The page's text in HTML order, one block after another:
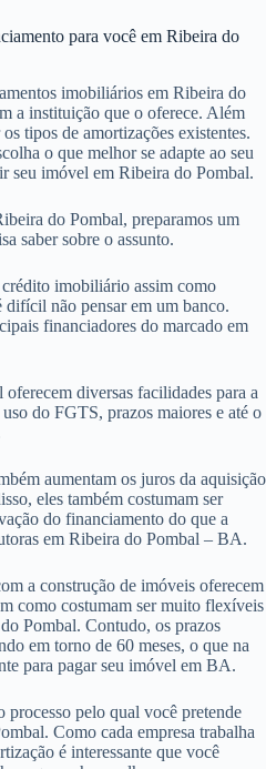
para você em Ribeira do
imobiliários em Ribeira do
a instituição que o oferece. Além
tipos de amortizações existentes.
o que melhor se adapte ao seu
seu imóvel em Ribeira do Pombal.
do Pombal, preparamos um
saber sobre o assunto.
imobiliário assim como
não pensar em um banco.
financiadores do marcado em
diversas facilidades para a
do FGTS, prazos maiores e até o
aumentam os juros da aquisição
eles também costumam ser
do financiamento do que a
em Ribeira do Pombal – BA.
a construção de imóveis oferecem
como costumam ser muito flexíveis
Pombal. Contudo, os prazos
em torno de 60 meses, o que na
para pagar seu imóvel em BA.
processo pelo qual você pretende
Como cada empresa trabalha
é interessante que você